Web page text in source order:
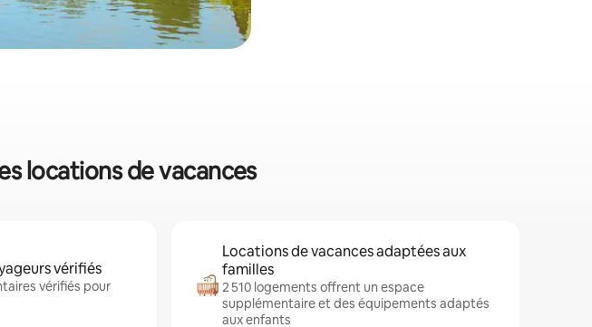
locations de vacances
vérifiés
vérifiés pour
Locations de vacances adaptées aux
familles
2 510 logements offrent un espace
supplémentaire et des équipements adaptés
aux enfants